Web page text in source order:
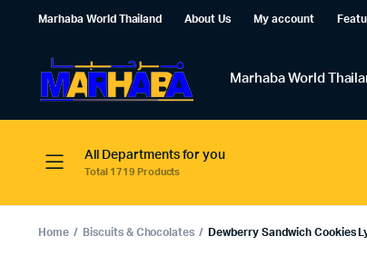
Marhaba World Thailand About Us My account
Marhaba World
All Departments for you
Total 1719 Products
Home Biscuits & Chocolates Dewberry Sandwich Cookies